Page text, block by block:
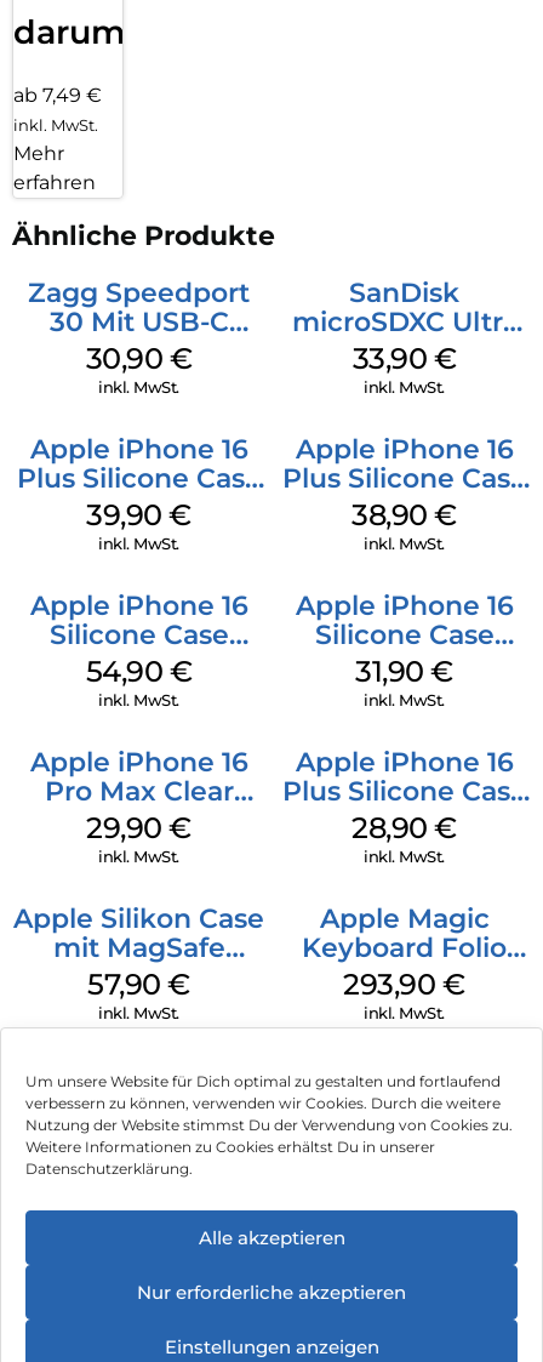
Um unsere Website für Dich optimal zu gestalten und fortlaufend
verbessern zu können, verwenden wir Cookies. Durch die weitere
Nutzung der Website stimmst Du der Verwendung von Cookies zu.
Weitere Informationen zu Cookies erhältst Du in unserer
Datenschutzerklärung.
Alle akzeptieren
Nur erforderliche akzeptieren
Einstellungen anzeigen
darum!
ab 7,49 €
inkl. MwSt.
Mehr
erfahren
Ähnliche Produkte
Zagg Speedport
30 Mit USB-C
Kabel Weiß
30,90 €
inkl. MwSt.
SanDisk
microSDXC Ultra
128 GB + Adapter
Mobile
33,90 €
inkl. MwSt.
Apple iPhone 16
Plus Silicone Case
MagSafe Plum
39,90€
inkl. MwSt.
Apple iPhone 16
Plus Silicone Case
MagSafe Denim
38,90€
inkl. MwSt.
Apple iPhone 16
Silicone Case
MagSafe Black
54,90 €
inkl. MwSt.
Apple iPhone 16
Silicone Case
MagSafe Fuchsia
31,90€
inkl. MwSt.
Apple iPhone 16
Pro Max Clear
Case MagSafe
Transparent
29,90€
inkl. MwSt.
Apple iPhone 16
Plus Silicone Case
MagSafe Black
28,90€
inkl. MwSt.
Apple Silikon Case
mit MagSafe
iPhone 14 Pro
(PRODUCT)RED
57,90€
inkl. MwSt.
Apple Magic
Keyboard Folio
iPad 10.9″ (10.Gen.)
Weiß
293,90€
inkl. MwSt.
Impressum
Hinweis zur Batterieentsorgung